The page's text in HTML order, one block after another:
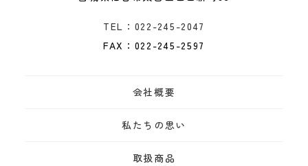
TEL：022-245-2047
FAX：022-245-2597
会社概要
私たちの思い
取扱商品